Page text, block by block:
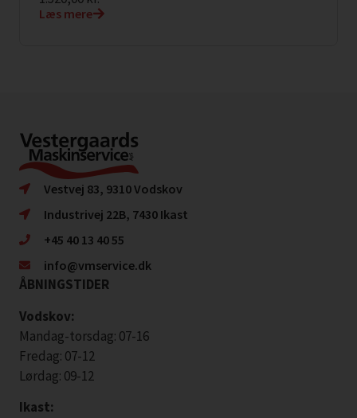
Læs mere
Vestvej 83, 9310 Vodskov
Industrivej 22B, 7430 Ikast
+45 40 13 40 55
info@vmservice.dk
ÅBNINGSTIDER
Vodskov:
Mandag-torsdag: 07-16
Fredag: 07-12
Lørdag: 09-12
Ikast: